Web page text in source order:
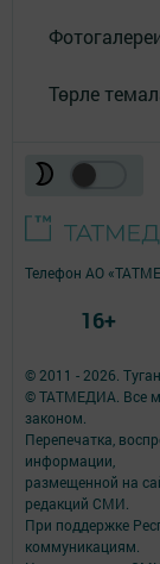
Төрле
© 2011 - 2026.
© ТАТМЕДИА. Все
законом.
Перепечатка,
информации,
размещенной на
редакций СМИ.
При поддержке
коммуникациям.
Телефон АО
16+